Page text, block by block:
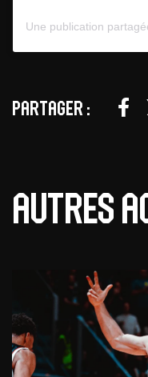
Partager :
Autres